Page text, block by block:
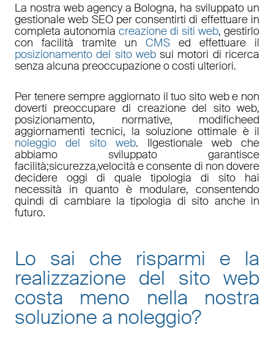
La nostra web agency a Bologna, ha sviluppato un
gestionale web SEOper consentirti di effettuare in
completa autonomia creazione di siti web, gestirlo
con facilità tramite un CMS ed effettuare il
posizionamento del sito websui motori di ricerca
senza alcuna preoccupazione o costi ulteriori.
Per tenere sempre aggiornato il tuo sito web e non
doverti preoccupare di creazione del sito web,
posizionamento, normative, modificheed
aggiornamenti tecnici, la soluzione ottimale è il
noleggio del sito web. Ilgestionale webche
abbiamo sviluppato garantisce
facilità;sicurezza,velocità e consente di non dovere
decidere oggi di quale tipologia di sito hai
necessità in quanto è modulare, consentendo
quindi di cambiare la tipologia di sito anche in
futuro.
Lo sai che risparmi e la
realizzazione del sito web
costa meno nella nostra
soluzione a noleggio?